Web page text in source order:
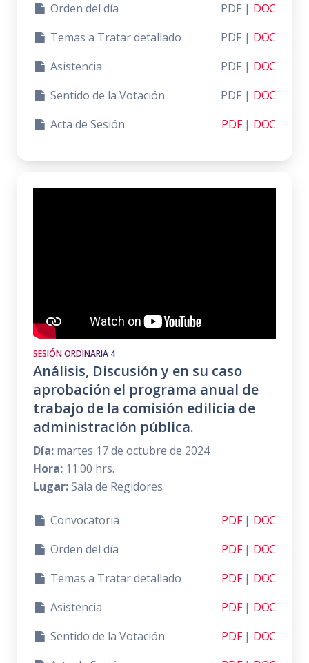
Orden del día
PDF | DOC
Temas a Tratar detallado
PDF | DOC
Asistencia
PDF | DOC
Sentido de la Votación
PDF | DOC
Acta de Sesión
PDF| DOC
SESIÓN ORDINARIA 4
Análisis, Discusión y en su caso
aprobación el programa anual de
trabajo de la comisión edilicia de
administración pública.
Día: martes 17 de octubre de 2024
Hora: 11:00 hrs.
Lugar:Sala de Regidores
Convocatoria PDF| DOC
Orden del día
PDF| DOC
Temas a Tratar detallado
PDF| DOC
Asistencia
PDF| DOC
Sentido de la Votación
PDF| DOC